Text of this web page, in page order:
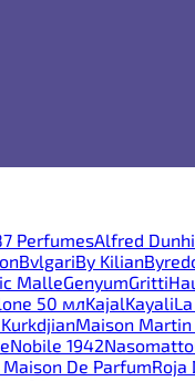
PerfumesAlfred
BvlgariBy Kilian
MalleGenyumGritti
50 млKajalKayali
Maison
Nobile 1942Nasomatto
De ParfumRoja